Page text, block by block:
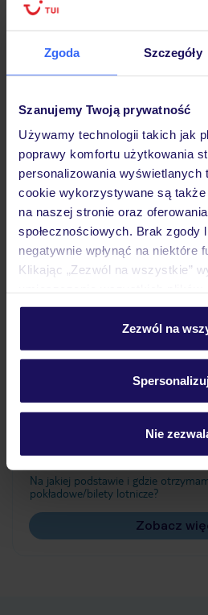
Zgoda Szczegóły
Szanujemy Twoją prywatność
Używamy technologii takich jak
poprawy komfortu użytkowania
personalizowania wyświetlanych
cookie wykorzystywane są
na naszej stronie oraz
społecznościowych. Brak zgody
negatywnie wpłynąć na niektóre
Klikając „Zezwól na wszystkie”
personalizować swój wybór
Szczegółowe informacje o
Zezwól na
Nie
Hotel
Opinie
Pokoje
Wyżywienie
Ważne informacje
Często zadawane
Jak zmienić uczestników/osobę
Czy w Hotelu będzie przedstawiciel
Na jakiej podstawie i gdzie
pokładowe/bilety lotnicze?
Zobacz